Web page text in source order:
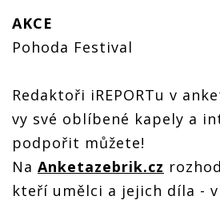
AKCE
Pohoda Festival
Redaktoři iREPORTu v
vy své oblíbené kapely a
podpořit můžete!
Na Anketazebrik.cz
kteří umělci a jejich díla -